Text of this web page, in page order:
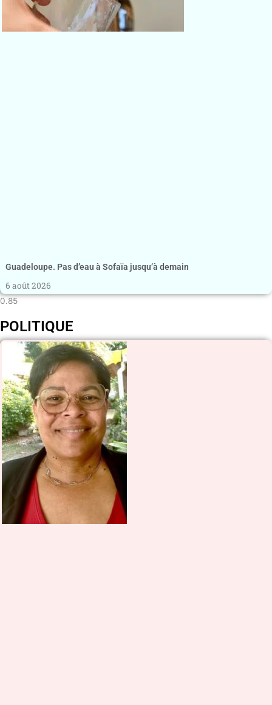
Guadeloupe. Pas d’eau à Sofaïa jusqu’à demain
6 août 2026
POLITIQUE